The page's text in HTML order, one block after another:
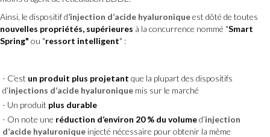
Ainsi, le dispositif d’injection d’acide hyaluroniqueest dôté de toutes
nouvelles propriétés, supérieures à la concurrence nommé "Smart
Spring" ou "ressort intelligent" :
C’est un produit plus projetant que la plupart des dispositifs
d’injections d’acide hyaluronique mis sur le marché
Un produit plus durable
On note une réduction d’environ 20 % du volumed’injection
d’acide hyaluronique injecté nécessaire pour obtenir la même